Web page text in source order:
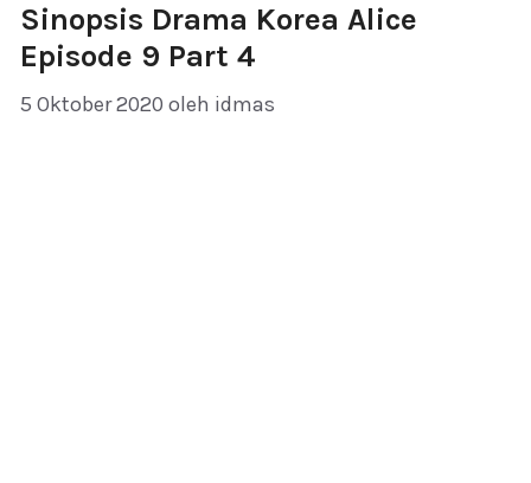
Sinopsis Drama Korea Alice
Episode 9 Part 4
5 Oktober 2020 oleh idmas